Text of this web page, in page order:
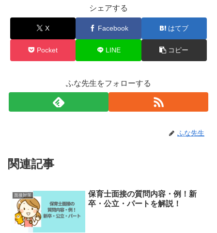
シェアする
X Facebook はてブ
Pocket LINE コピー
ふな先生をフォローする
ふな先生
関連記事
面接対策
保育士面接の質問内容・例！新
卒・公立・パートを解説！